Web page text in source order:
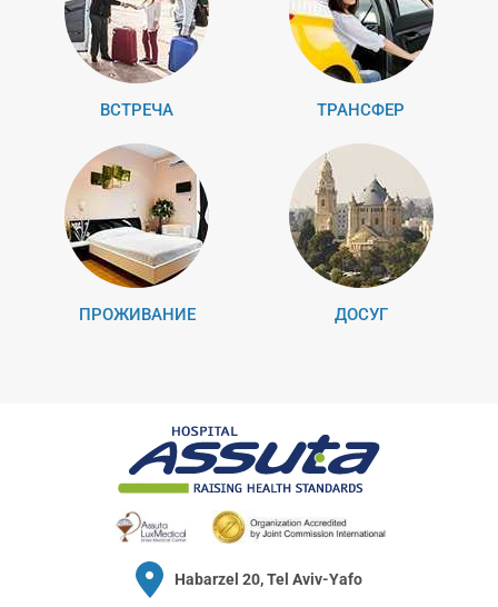
ВСТРЕЧА ТРАНСФЕР
ПРОЖИВАНИЕ ДОСУГ
Habarzel 20, Tel Aviv-Yafo